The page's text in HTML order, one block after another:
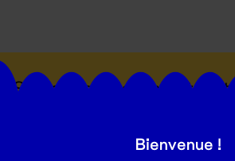
Suivez toutes les
Bienvenue !